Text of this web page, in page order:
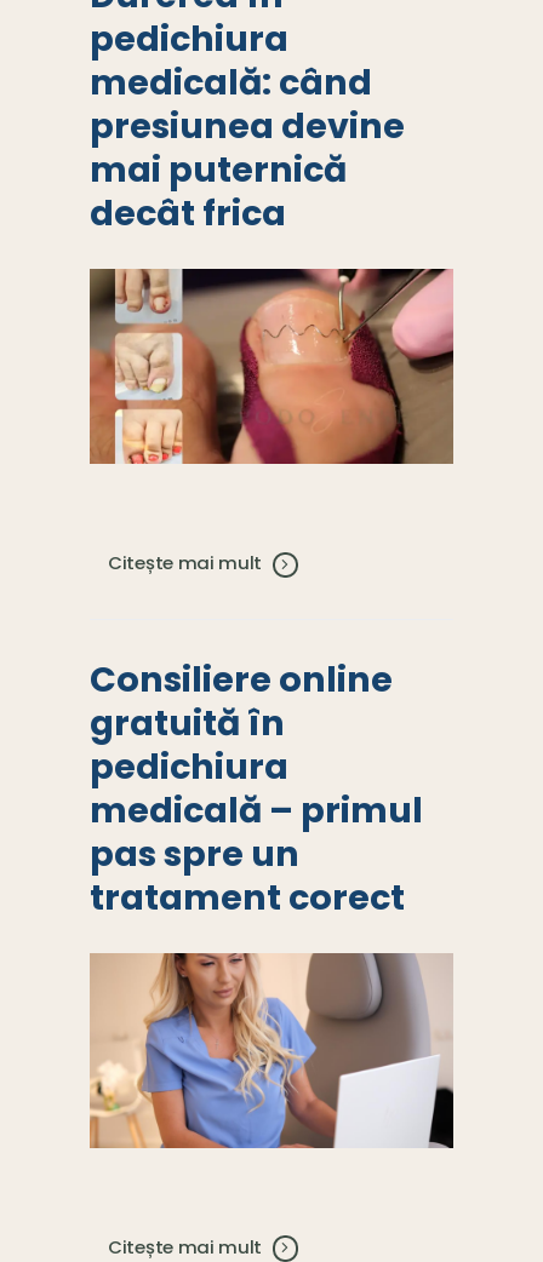
pedichiura
medicală: când
presiunea devine
mai puternică
decât frica
Citește mai mult
Consiliere online
gratuită în
pedichiura
medicală – primul
pas spre un
tratament corect
Citește mai mult